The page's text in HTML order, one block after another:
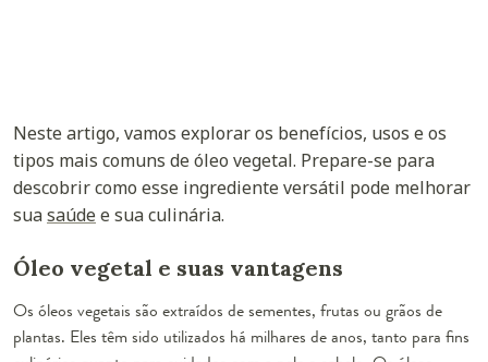
Neste artigo, vamos explorar os benefícios, usos e os
tipos mais comuns de óleo vegetal. Prepare-se para
descobrir como esse ingrediente versátil pode melhorar
suasaúdee sua culinária.
Óleo vegetal e suas vantagens
Os óleos vegetais são extraídos de sementes, frutas ou grãos de
plantas. Eles têm sido utilizados há milhares de anos, tanto para fins